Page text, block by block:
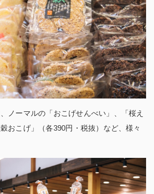
ノーマルの「おこげせんべい」、「桜え
おこげ」（各390円・税抜）など、様々